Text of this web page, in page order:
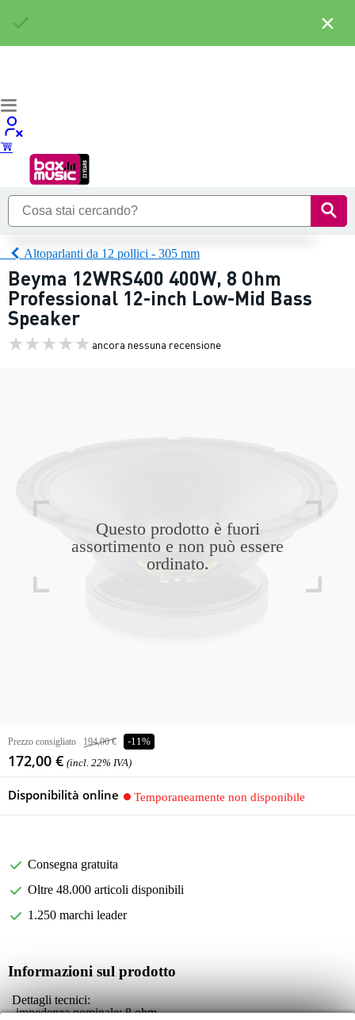
Altoparlanti da 12 pollici - 305 mm
Beyma 12WRS400 400W, 8 Ohm
Professional 12-inch Low-Mid Bass
Speaker
ancora nessuna recensione
Questo prodotto è fuori
assortimento e non può essere
ordinato.
Prezzo consigliato 194,00 € -11%
172,00 € (incl. 22% IVA)
Disponibilità online Temporaneamente non disponibile
Consegna gratuita
Oltre 48.000 articoli disponibili
1.250 marchi leader
Informazioni sul prodotto
Dettagli tecnici:
impedenza nominale: 8 ohm
×